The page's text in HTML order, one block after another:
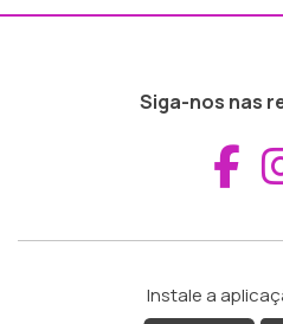
Siga-nos nas
Instale a